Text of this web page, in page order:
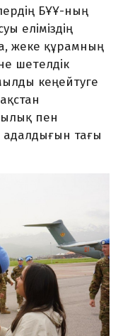
БҰҰ-ның
еліміздің
жеке құрамның
шетелдік
кеңейтуге
пен
тағы